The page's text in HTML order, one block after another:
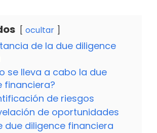
ocultar
de la due diligence
se lleva a cabo la due
financiera?
de riesgos
de oportunidades
due diligence financiera